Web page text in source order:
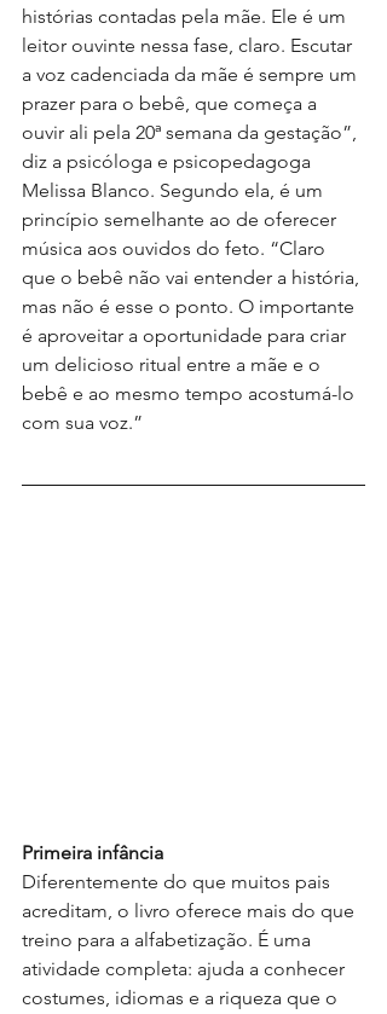
histórias contadas pela mãe. Ele é um
leitor ouvinte nessa fase, claro. Escutar
a voz cadenciada da mãe é sempre um
prazer para o bebê, que começa a
ouvir ali pela 20ª semana da gestação”,
diz a psicóloga e psicopedagoga
Melissa Blanco. Segundo ela, é um
princípio semelhante ao de oferecer
música aos ouvidos do feto. “Claro
que o bebê não vai entender a história,
mas não é esse o ponto. O importante
é aproveitar a oportunidade para criar
um delicioso ritual entre a mãe e o
bebê e ao mesmo tempo acostumá-lo
com sua voz.”
Primeira infância
Diferentemente do que muitos pais
acreditam, o livro oferece mais do que
treino para a alfabetização. É uma
atividade completa: ajuda a conhecer
costumes, idiomas e a riqueza que o